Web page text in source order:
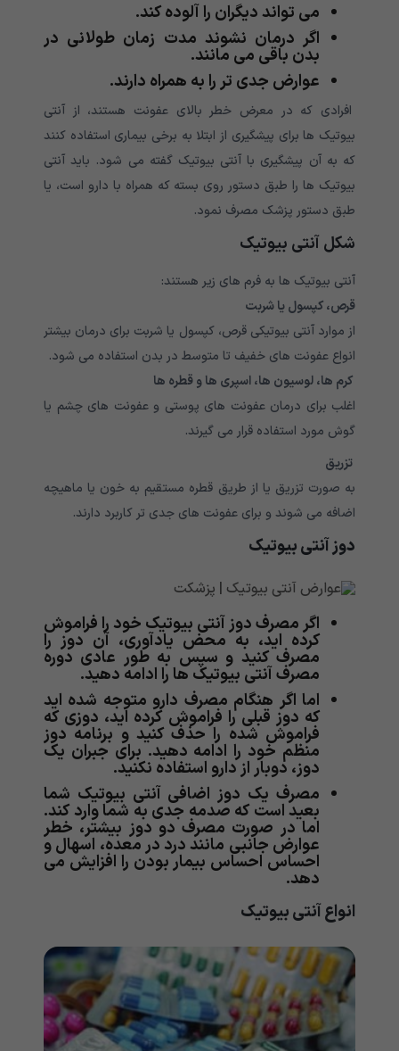
می تواند دیگران را آلوده کند.
اگر درمان نشوند مدت زمان طولانی در
بدن باقی می مانند.
عوارض جدی تر را به همراه دارند.
افرادی که در معرض خطر بالای عفونت هستند، از آنتی
بیوتیک ها برای پیشگیری از ابتلا به برخی بیماری استفاده کنند
که به آن پیشگیری با آنتی بیوتیک گفته می شود. باید آنتی
بیوتیک ها را طبق دستور روی بسته که همراه با دارو است، یا
طبق دستور پزشک مصرف نمود.
شکل آنتی بیوتیک
آنتی بیوتیک ها به فرم های زیر هستند:
قرص، کپسول یا شربت
از موارد آنتی بیوتیکی قرص، کپسول یا شربت برای درمان بیشتر
انواع عفونت های خفیف تا متوسط ​​در بدن استفاده می شود.
کرم ها، لوسیون ها، اسپری ها و قطره ها
اغلب برای درمان عفونت های پوستی و عفونت های چشم یا
گوش مورد استفاده قرار می گیرند.
تزریق
به صورت تزریق یا از طریق قطره مستقیم به خون یا ماهیچه
اضافه می شوند و برای عفونت های جدی تر کاربرد دارند.
دوز آنتی بیوتیک
اگر مصرف دوز آنتی بیوتیک خود را فراموش
کرده اید، به محض یادآوری، آن دوز را
مصرف کنید و سپس به طور عادی دوره
مصرف آنتی بیوتیک ها را ادامه دهید.
اما اگر هنگام مصرف دارو متوجه شده اید
که دوز قبلی را فراموش کرده اید، دوزی که
فراموش شده را حذف کنید و برنامه دوز
منظم خود را ادامه دهید. برای جبران یک
دوز، دوبار از دارو استفاده نکنید.
مصرف یک دوز اضافی آنتی بیوتیک شما
بعید است که صدمه جدی به شما وارد کند.
اما در صورت مصرف دو دوز بیشتر، خطر
عوارض جانبی مانند درد در معده، اسهال و
احساس احساس بیمار بودن را افزایش می
دهد.
انواع آنتی بیوتیک